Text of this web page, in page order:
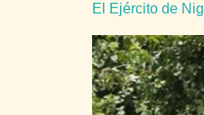
El Ejército de